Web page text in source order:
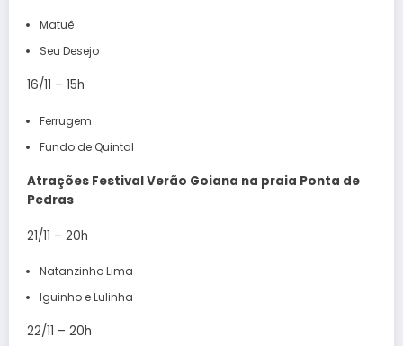
Matuê
Seu Desejo
16/11 – 15h
Ferrugem
Fundo de Quintal
Atrações Festival Verão Goiana na praia Ponta de
Pedras
21/11 – 20h
Natanzinho Lima
Iguinho e Lulinha
22/11 – 20h